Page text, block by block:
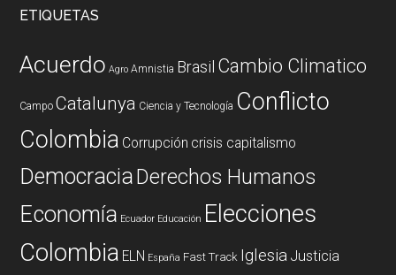
ETIQUETAS
Acuerdo Agro Amnistia Brasil Cambio Climatico
Campo Catalunya Ciencia y Tecnología Conflicto
Colombia Corrupción crisis capitalismo
DemocraciaDerechos Humanos
Economía Ecuador Educación Elecciones
Colombia ELN España Fast Track Iglesia Justicia